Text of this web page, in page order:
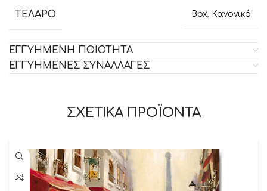
ΤΕΛΑΡΟ Box, Κανονικό
ΕΓΓΥΗΜΕΝΗ ΠΟΙΟΤΗΤΑ
ΕΓΓΥΗΜΕΝΕΣ ΣΥΝΑΛΛΑΓΕΣ
ΣΧΕΤΙΚΑ ΠΡΟΪΟΝΤΑ